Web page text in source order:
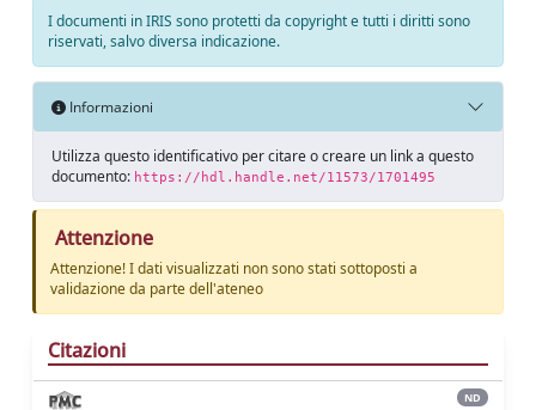
I documenti in IRIS sono protetti da copyright e tutti i diritti sono
riservati, salvo diversa indicazione.
Informazioni
Utilizza questo identificativo per citare o creare un link a questo
documento: https://hdl.handle.net/11573/1701495
Attenzione
Attenzione! I dati visualizzati non sono stati sottoposti a
validazione da parte dell'ateneo
Citazioni
ND